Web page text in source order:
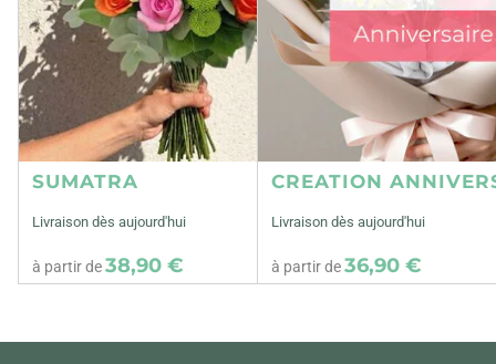
SUMATRA
Livraison dès aujourd'hui
à partir de38,90 €
CREATION
Livraison dès aujourd'hui
à partir de36,90 €